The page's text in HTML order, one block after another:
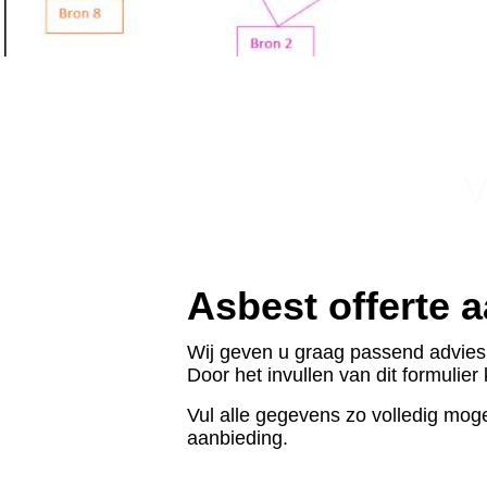
Asbest offerte
Wij geven u graag passend
Door het invullen van dit
Vul alle gegevens zo volledig
aanbieding.